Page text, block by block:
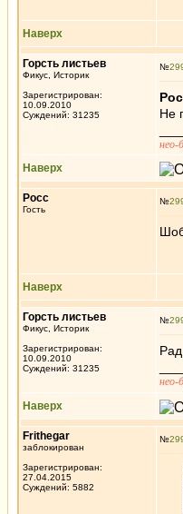
Наверх
Горсть листьев
Фикус, Историк
Зарегистрирован:
10.09.2010
Суждений: 31235
№
Не
нео-
Наверх
Росс
Гость
№
Наверх
Горсть листьев
Фикус, Историк
Зарегистрирован:
10.09.2010
Суждений: 31235
№
нео-
Наверх
Frithegar
заблокирован
Зарегистрирован:
27.04.2015
Суждений: 5882
№